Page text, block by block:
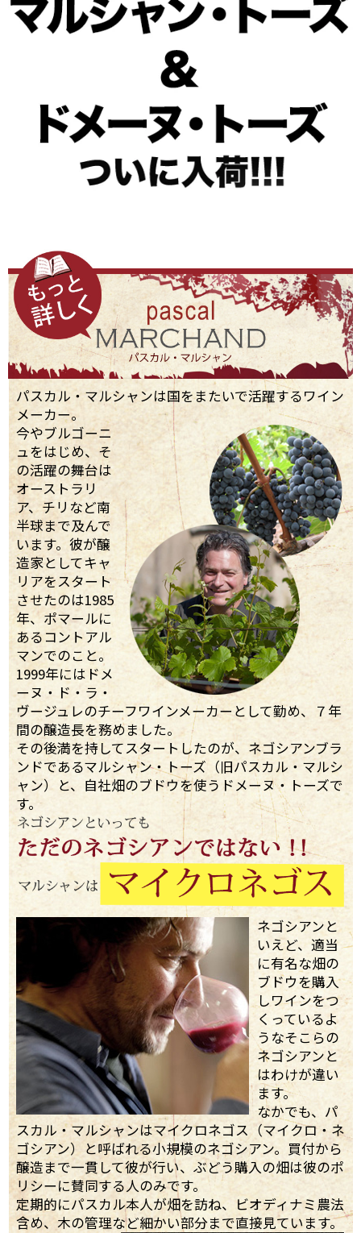
パスカル・マルシャンは国をまたいで活躍するワイン
メーカー。
今やブルゴーニ
ュをはじめ、そ
の活躍の舞台は
オーストラリ
ア、チリなど南
半球まで及んで
います。彼が醸
造家としてキャ
リアをスタート
させたのは1985
年、ポマールに
あるコントアル
マンでのこと。
1999年にはドメ
ーヌ・ド・ラ・
ヴージュレのチーフワインメーカーとして勤め、７年
間の醸造長を務めました。
その後満を持してスタートしたのが、ネゴシアンブラ
ンドであるマルシャン・トーズ（旧パスカル・マルシ
ャン）と、自社畑のブドウを使うドメーヌ・トーズで
す。
ネゴシアンと
いえど、適当
に有名な畑の
ブドウを購入
しワインをつ
くっているよ
うなそこらの
ネゴシアンと
はわけが違い
ます。
なかでも、パ
スカル・マルシャンはマイクロネゴス（マイクロ・ネ
ゴシアン）と呼ばれる小規模のネゴシアン。買付から
醸造まで一貫して彼が行い、ぶどう購入の畑は彼のポ
リシーに賛同する人のみです。
定期的にパスカル本人が畑を訪ね、ビオディナミ農法
含め、木の管理など細かい部分まで直接見ています。